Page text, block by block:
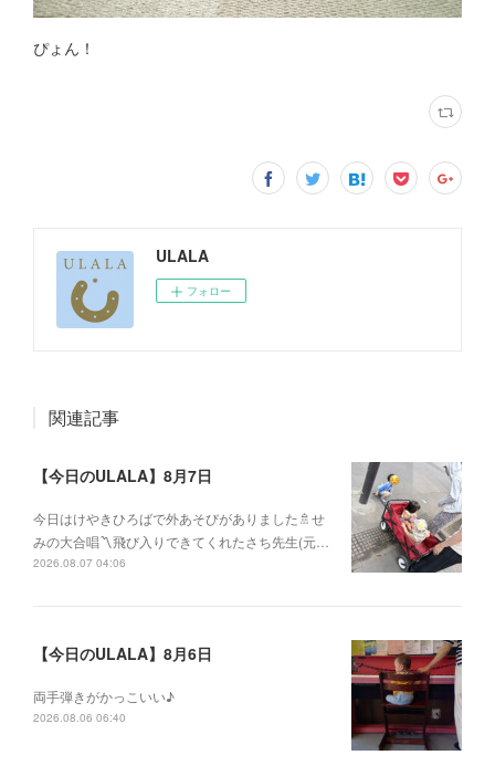
ぴょん！
ULALA
フォロー
関連記事
【今日のULALA】8月7日
今日はけやきひろばで外あそびがありました🚿せ
みの大合唱〽飛び入りできてくれたさち先生(元…
2026.08.07 04:06
【今日のULALA】8月6日
両手弾きがかっこいい♪
2026.08.06 06:40